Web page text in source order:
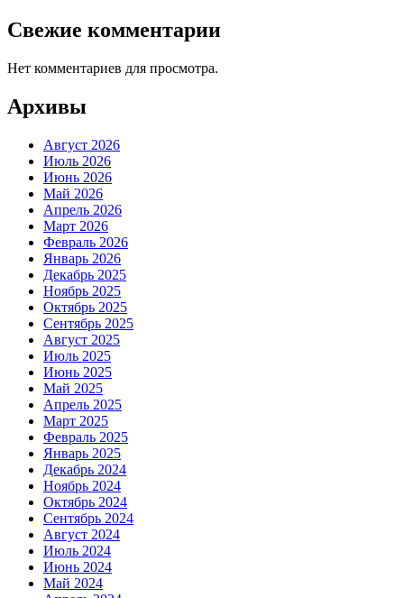
Свежие комментарии
Нет комментариев для просмотра.
Архивы
Август 2026
Июль 2026
Июнь 2026
Май 2026
Апрель 2026
Март 2026
Февраль 2026
Январь 2026
Декабрь 2025
Ноябрь 2025
Октябрь 2025
Сентябрь 2025
Август 2025
Июль 2025
Июнь 2025
Май 2025
Апрель 2025
Март 2025
Февраль 2025
Январь 2025
Декабрь 2024
Ноябрь 2024
Октябрь 2024
Сентябрь 2024
Август 2024
Июль 2024
Июнь 2024
Май 2024